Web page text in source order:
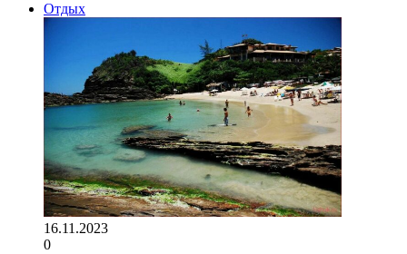
Отдых
16.11.2023
0